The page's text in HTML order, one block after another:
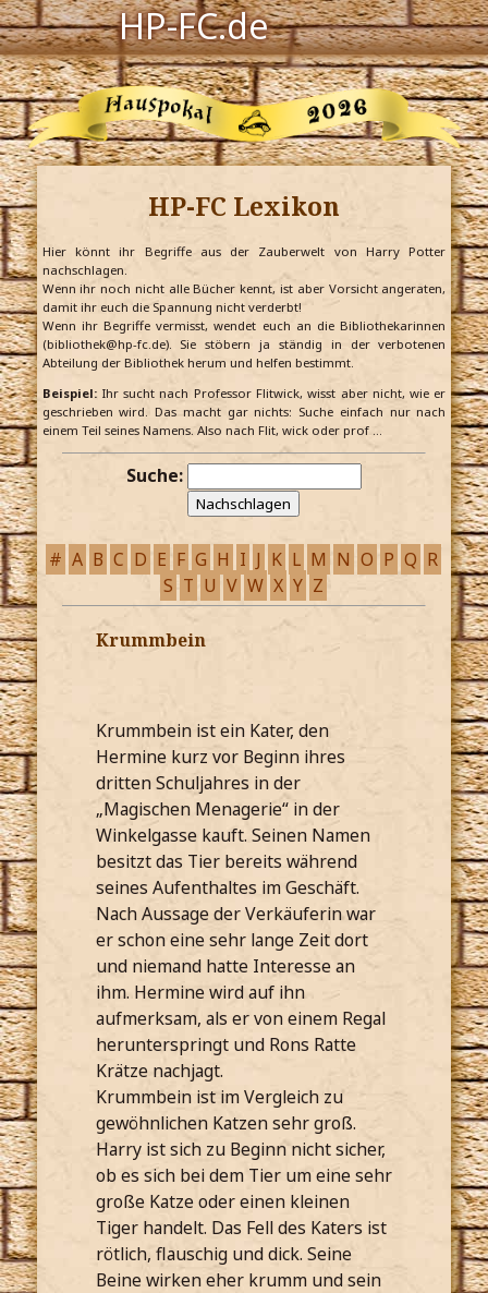
HP-FC.de
Navigation
Harry Potter
Der HP-FC
Hogwarts
Zauberwelt
Willkommen
Jetzt Fanclub-Mitglied werden!
HP-FC Lexikon
Hier könnt ihr Begriffe aus der Zauberwelt von Harry Potter
nachschlagen.
Wenn ihr noch nicht alle Bücher kennt, ist aber Vorsicht angeraten,
damit ihr euch die Spannung nicht verderbt!
Wenn ihr Begriffe vermisst, wendet euch an die Bibliothekarinnen
(bibliothek@hp-fc.de). Sie stöbern ja ständig in der verbotenen
Abteilung der Bibliothek herum und helfen bestimmt.
Beispiel:Ihr sucht nach Professor Flitwick, wisst aber nicht, wie er
geschrieben wird. Das macht gar nichts: Suche einfach nur nach
einem Teil seines Namens. Also nach Flit, wick oder prof …
Suche:
# A B C D E F G H I J K L M N O P Q R
S T U V W X Y Z
Krummbein
Krummbein ist ein Kater, den
Hermine kurz vor Beginn ihres
dritten Schuljahres in der
„Magischen Menagerie“ in der
Winkelgasse kauft. Seinen Namen
besitzt das Tier bereits während
seines Aufenthaltes im Geschäft.
Nach Aussage der Verkäuferin war
er schon eine sehr lange Zeit dort
und niemand hatte Interesse an
ihm. Hermine wird auf ihn
aufmerksam, als er von einem Regal
herunterspringt und Rons Ratte
Krätze nachjagt.
Krummbein ist im Vergleich zu
gewöhnlichen Katzen sehr groß.
Harry ist sich zu Beginn nicht sicher,
ob es sich bei dem Tier um eine sehr
große Katze oder einen kleinen
Tiger handelt. Das Fell des Katers ist
rötlich, flauschig und dick. Seine
Beine wirken eher krumm und sein